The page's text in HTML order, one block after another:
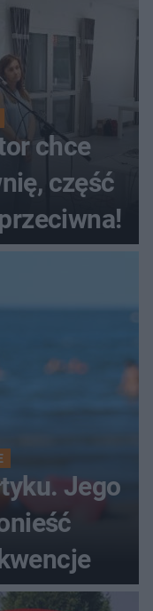
chce
część
Jego